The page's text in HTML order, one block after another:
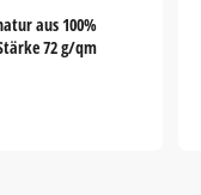
aus 100%
72 g/qm